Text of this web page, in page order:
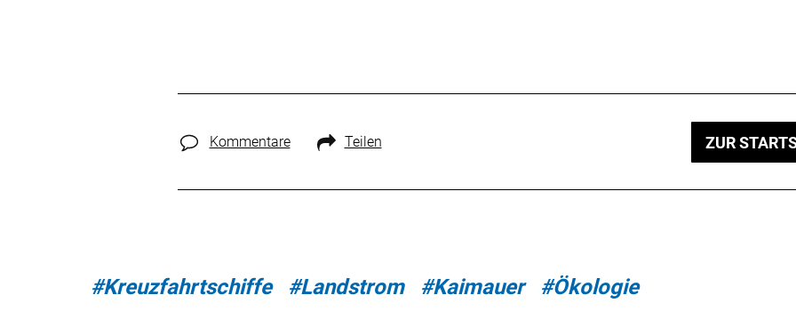
Kommentare Teilen ZUR
#Kreuzfahrtschiffe #Landstrom #Kaimauer #Ökologie